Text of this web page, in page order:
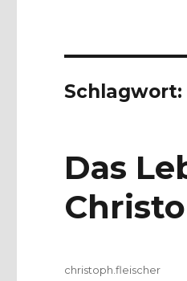
Schlagwort:
Das
Autor
christoph.fleischer